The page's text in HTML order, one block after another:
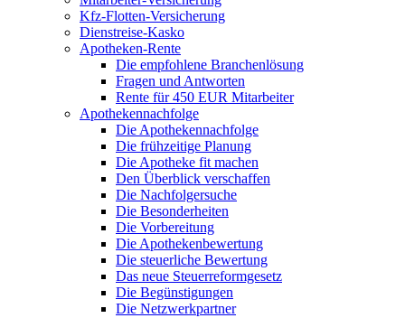
Kfz-Flotten-Versicherung
Dienstreise-Kasko
Apotheken-Rente
Die empfohlene Branchenlösung
Fragen und Antworten
Rente für 450 EUR Mitarbeiter
Apothekennachfolge
Die Apothekennachfolge
Die frühzeitige Planung
Die Apotheke fit machen
Den Überblick verschaffen
Die Nachfolgersuche
Die Besonderheiten
Die Vorbereitung
Die Apothekenbewertung
Die steuerliche Bewertung
Das neue Steuerreformgesetz
Die Begünstigungen
Die Netzwerkpartner